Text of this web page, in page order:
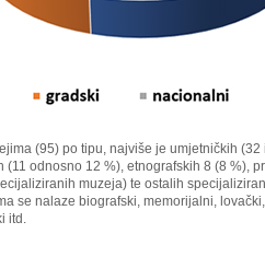
(95) po tipu, najviše je umjetničkih
odnosno 12 %), etnografskih 8 (8 %),
muzeja) te ostalih
se nalaze biografski, memorijalni,
itd.